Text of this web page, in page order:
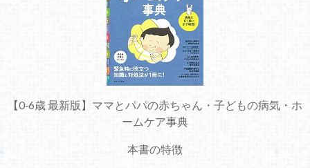
【0‐6歳 最新版】ママとパパの赤ちゃん・子どもの病気・ホ
ームケア事典
本書の特徴